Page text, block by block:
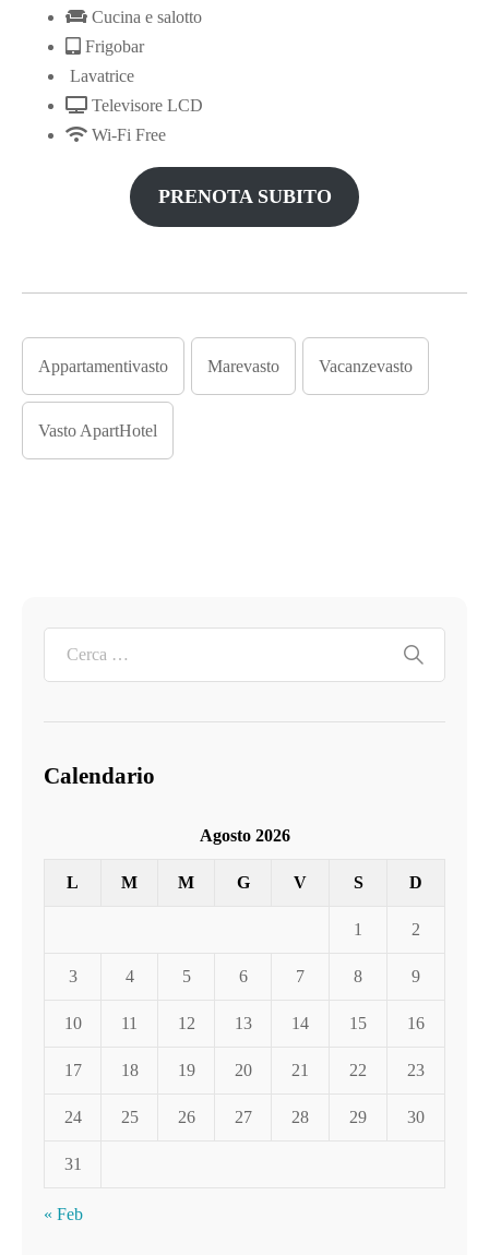
Cucina e salotto
Frigobar
Lavatrice
Televisore LCD
Wi-Fi Free
PRENOTA SUBITO
Appartamentivasto Marevasto Vacanzevasto
Vasto ApartHotel
Calendario
Agosto 2026
L M M G V S D
1 2
3 4 5 6 7 8 9
10 11 12 13 14 15 16
17 18 19 20 21 22 23
24 25 26 27 28 29 30
31
« Feb